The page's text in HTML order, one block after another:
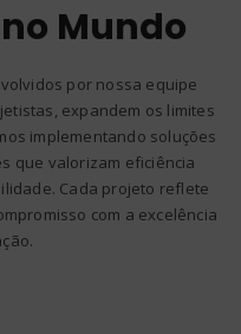
Mundo
por nossa equipe
expandem os limites
implementando soluções
que valorizam eficiência
Cada projeto reflete
com a excelência